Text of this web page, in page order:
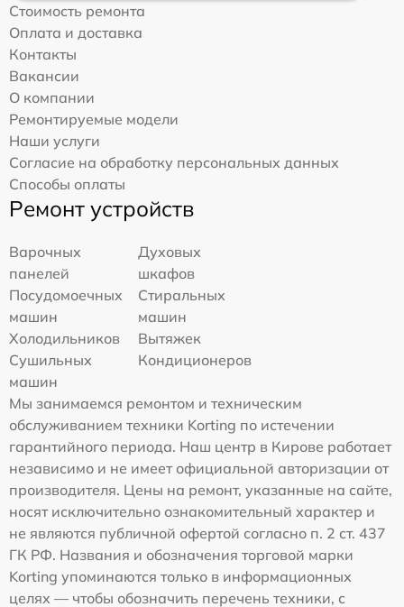
Стоимость ремонта
Оплата и доставка
Контакты
Вакансии
О компании
Ремонтируемые модели
Наши услуги
Согласие на обработку персональных данных
Способы оплаты
Ремонт устройств
Варочных
панелей
Духовых
шкафов
Посудомоечных
машин
Стиральных
машин
Холодильников
Вытяжек
Сушильных
машин
Кондиционеров
Мы занимаемся ремонтом и техническим
обслуживанием техники Korting по истечении
гарантийного периода. Наш центр в Кирове работает
независимо и не имеет официальной авторизации от
производителя. Цены на ремонт, указанные на сайте,
носят исключительно ознакомительный характер и
не являются публичной офертой согласно п. 2 ст. 437
ГК РФ. Названия и обозначения торговой марки
Korting упоминаются только в информационных
целях — чтобы обозначить перечень техники, с